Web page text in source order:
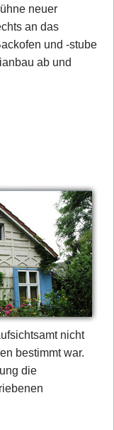
neuer
an das
und -stube
ab und
nicht
bestimmt war.
die